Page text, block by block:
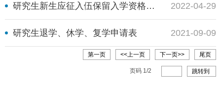
研究生新生应征入伍保留入学资格及退役后入学手续办理流程 2022-04-29
研究生退学、休学、复学申请表 2021-09-09
第一页 <<上一页 下一页>> 尾页
页码 1 /2 跳转到